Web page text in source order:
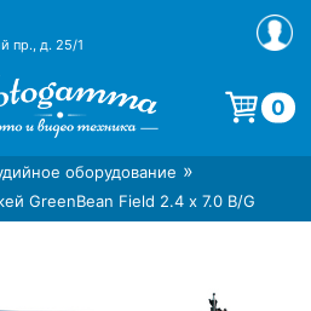
пр., д. 25/1
магазин фототехники
Gamma в СПб
фотоаксессуаров foto-
0
Корзина пуста.
оборудование »
GreenBean Field 2.4 х 7.0 B/G